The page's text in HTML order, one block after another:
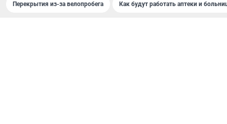
Перекрытия из-за велопробега Как будут работать аптеки и